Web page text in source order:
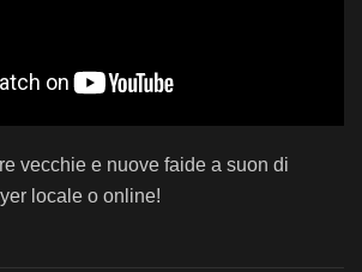
vecchie e nuove faide a suon di
locale o online!